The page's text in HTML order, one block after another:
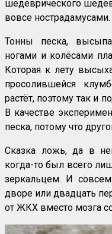
шедеврического
вовсе нострадамусами.
Тонны песка,
ногами и колёсами
Которая к лету
просолившейся
растёт, поэтому так и
В качестве
песка, потому что
Сказка ложь, да в
когда-то был всего
зеркальцем. И
дворе или двадцать
от ЖКХ вместо мозга